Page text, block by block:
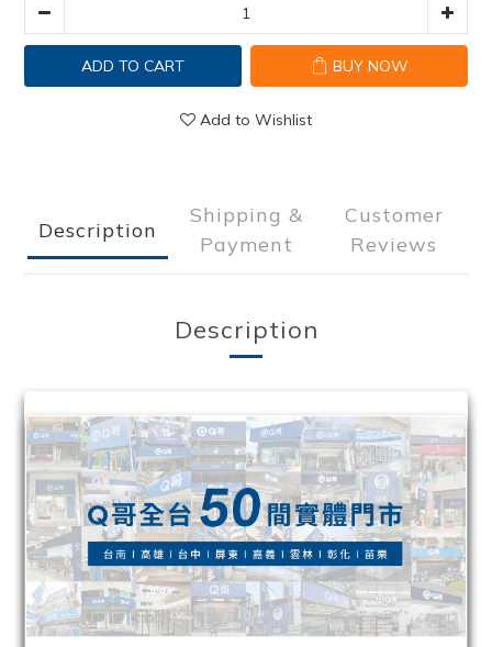
ADD TO CART BUY NOW
Add to Wishlist
Description
Shipping &
Payment
Customer
Reviews
Description